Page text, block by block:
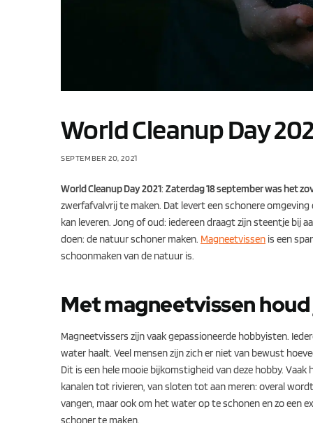
World Cleanup Day
SEPTEMBER 20, 2021
World Cleanup Day 2021: Zaterdag 18 september was het
zwerfafvalvrij te maken. Dat levert een schonere
kan leveren. Jong of oud: iedereen draagt zijn steentje bij
doen: de natuur schoner maken. Magneetvissen is een
schoonmaken van de natuur is.
Met magneetvissen
Magneetvissers zijn vaak gepassioneerde hobbyisten.
water haalt. Veel mensen zijn zich er niet van bewust
Dit is een hele mooie bijkomstigheid van deze hobby.
kanalen tot rivieren, van sloten tot aan meren: overal
vangen, maar ook om het water op te schonen en zo een
schoner te maken.